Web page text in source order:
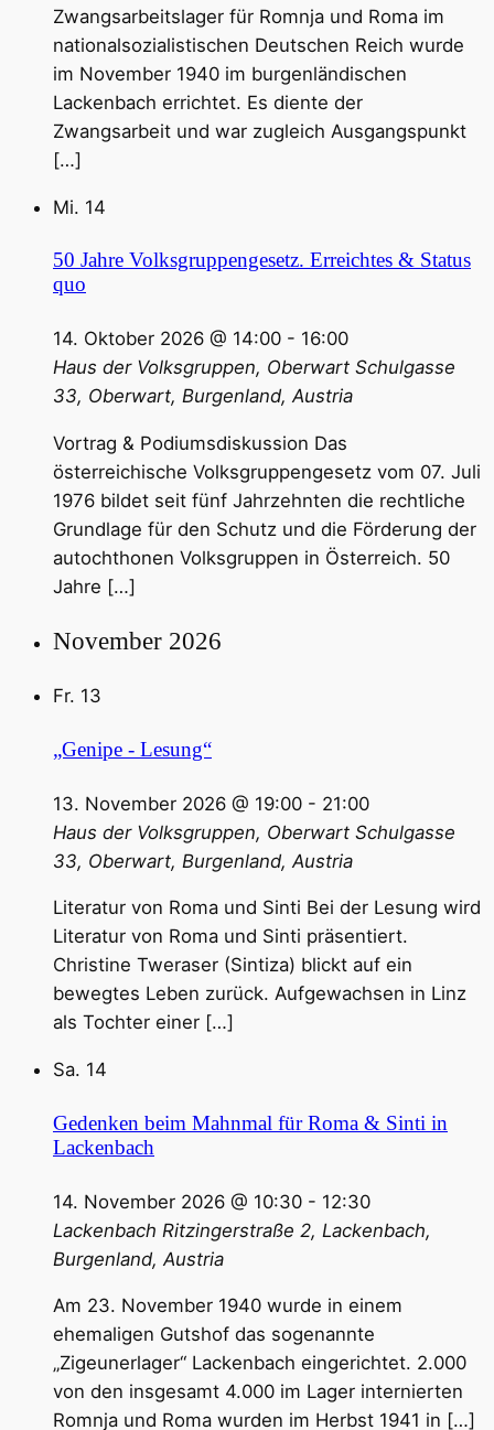
Zwangsarbeitslager für Romnja und Roma im
nationalsozialistischen Deutschen Reich wurde
im November 1940 im burgenländischen
Lackenbach errichtet. Es diente der
Zwangsarbeit und war zugleich Ausgangspunkt
[…]
Mi. 14
50 Jahre Volksgruppengesetz. Erreichtes & Status
quo
14. Oktober 2026 @ 14:00 - 16:00
Haus der Volksgruppen, Oberwart Schulgasse
33, Oberwart, Burgenland, Austria
Vortrag & Podiumsdiskussion Das
österreichische Volksgruppengesetz vom 07. Juli
1976 bildet seit fünf Jahrzehnten die rechtliche
Grundlage für den Schutz und die Förderung der
autochthonen Volksgruppen in Österreich. 50
Jahre […]
November 2026
Fr. 13
„Genipe - Lesung“
13. November 2026 @ 19:00 - 21:00
Haus der Volksgruppen, Oberwart Schulgasse
33, Oberwart, Burgenland, Austria
Literatur von Roma und Sinti Bei der Lesung wird
Literatur von Roma und Sinti präsentiert.
Christine Tweraser (Sintiza) blickt auf ein
bewegtes Leben zurück. Aufgewachsen in Linz
als Tochter einer […]
Sa. 14
Gedenken beim Mahnmal für Roma & Sinti in
Lackenbach
14. November 2026 @ 10:30 - 12:30
Lackenbach Ritzingerstraße 2, Lackenbach,
Burgenland, Austria
Am 23. November 1940 wurde in einem
ehemaligen Gutshof das sogenannte
„Zigeunerlager“ Lackenbach eingerichtet. 2.000
von den insgesamt 4.000 im Lager internierten
Romnja und Roma wurden im Herbst 1941 in […]